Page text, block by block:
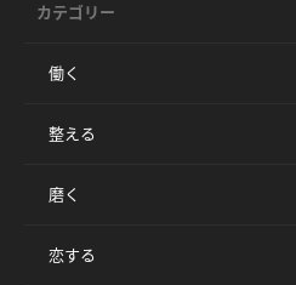
カテゴリー
働く
整える
磨く
恋する